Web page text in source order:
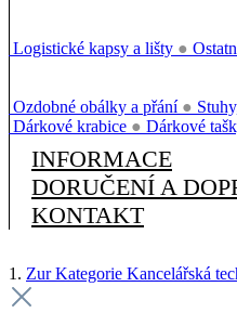
Logistické kapsy a lišty ●
Ozdobné obálky a přání ●
Dárkové krabice ● Dárkové
INFORMACE
DORUČENÍ A
KONTAKT
1. Zur Kategorie Kancelářská